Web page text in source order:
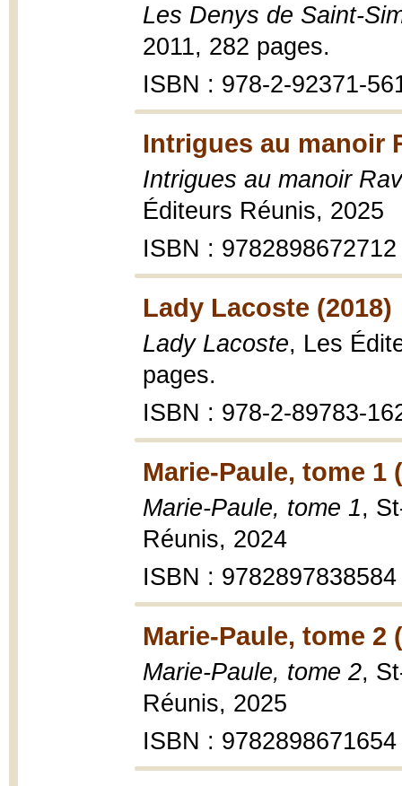
Les Denys de Saint-
2011, 282 pages.
ISBN : 978-2-92371-
Intrigues au manoir
Intrigues au manoir
Éditeurs Réunis, 2025
ISBN : 9782898672712
Lady Lacoste (2018)
Lady Lacoste, Les
pages.
ISBN : 978-2-89783-
Marie-Paule, tome 1
Marie-Paule, tome 1,
Réunis, 2024
ISBN : 9782897838584
Marie-Paule, tome 2
Marie-Paule, tome 2,
Réunis, 2025
ISBN : 9782898671654